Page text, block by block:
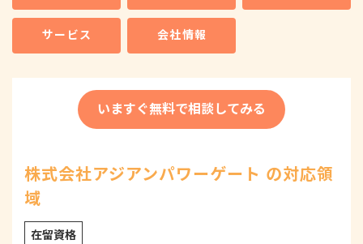
サービス 会社情報
いますぐ無料で相談してみる
株式会社アジアンパワーゲート の対応領
域
在留資格